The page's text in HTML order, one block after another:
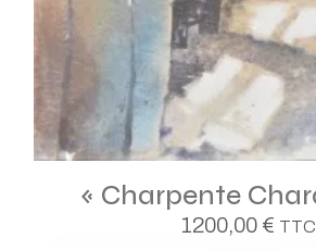
« Charpente
1200,00 € TTC